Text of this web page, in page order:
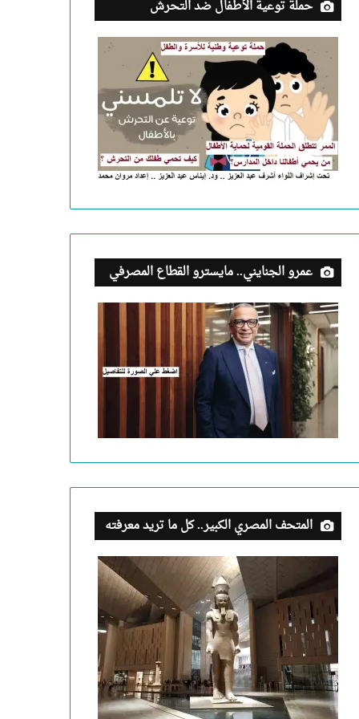
حملة توعية الأطفال ضد التحرش
عمرو الجنايني.. مايسترو القطاع المصرفي
المتحف المصري الكبير.. كل ما تريد معرفته